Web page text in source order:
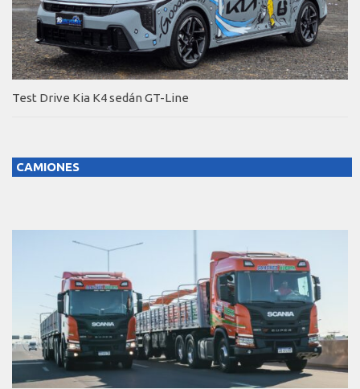
Test Drive Kia K4 sedán GT-Line
CAMIONES